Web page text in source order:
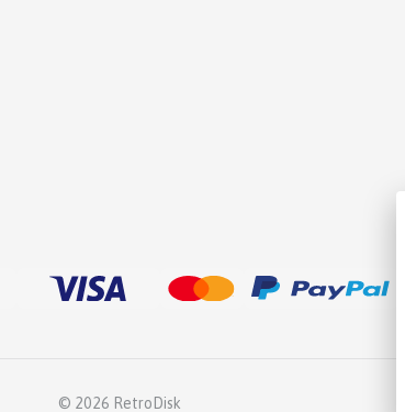
© 2026 RetroDisk